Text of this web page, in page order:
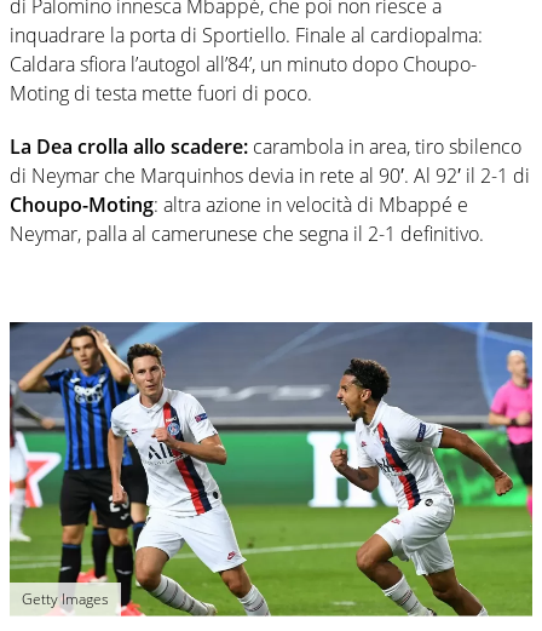
di Palomino innesca Mbappé, che poi non riesce a
inquadrare la porta di Sportiello. Finale al cardiopalma:
Caldara sfiora l’autogol all’84’, un minuto dopo Choupo-
Moting di testa mette fuori di poco.
La Dea crolla allo scadere: carambola in area, tiro sbilenco
di Neymar che Marquinhos devia in rete al 90′. Al 92′ il 2-1 di
Choupo-Moting: altra azione in velocità di Mbappé e
Neymar, palla al camerunese che segna il 2-1 definitivo.
Getty Images